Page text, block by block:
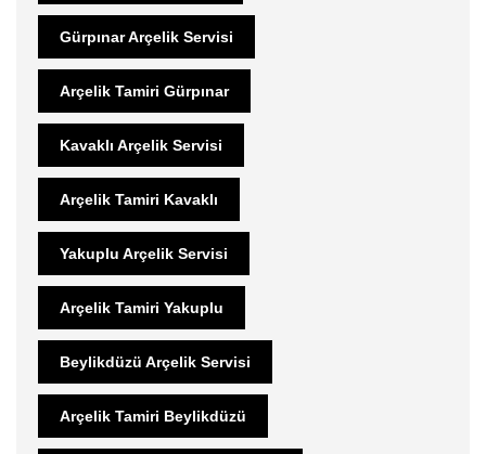
Gürpınar Arçelik Servisi
Arçelik Tamiri Gürpınar
Kavaklı Arçelik Servisi
Arçelik Tamiri Kavaklı
Yakuplu Arçelik Servisi
Arçelik Tamiri Yakuplu
Beylikdüzü Arçelik Servisi
Arçelik Tamiri Beylikdüzü